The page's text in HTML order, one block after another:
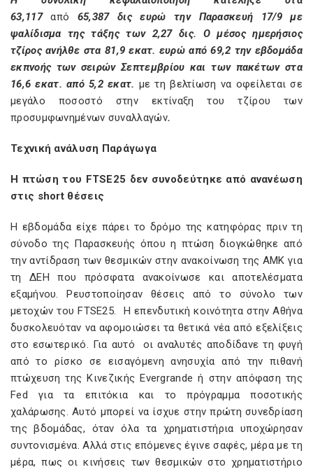
63,117από 65,387 δις ευρώ την Παρασκευή 17/9 με
ψαλίδισμα της τάξης των 2,27 δις. Ο μέσος ημερήσιος
τζίρος ανήλθε στα 81,9 εκατ. ευρώ από 69,2 την εβδομάδα
εκπνοής των σειρών Σεπτεμβρίου και των πακέτων στα
16,6 εκατ. από 5,2 εκατ. με τη βελτίωση να οφείλεται σε
μεγάλο ποσοστό στην εκτίναξη του τζίρου των
προσυμφωνημένων συναλλαγών.
Τεχνική ανάλυση Παράγωγα
Η πτώση του FTSE25 δεν συνοδεύτηκε από ανανέωση
στις short θέσεις
Η εβδομάδα είχε πάρει το δρόμο της κατηφόρας πριν τη
σύνοδο της Παρασκευής όπου η πτώση διογκώθηκε από
την αντίδραση των θεσμικών στην ανακοίνωση της ΑΜΚ για
τη ΔΕΗ που πρόσφατα ανακοίνωσε και αποτελέσματα
εξαμήνου. Ρευστοποίησαν θέσεις από το σύνολο των
μετοχών του FTSE25. Η επενδυτική κοινότητα στην Αθήνα
δυσκολευόταν να αφομοιώσει τα θετικά νέα από εξελίξεις
στο εσωτερικό. Για αυτό οι αναλυτές αποδίδανε τη φυγή
από το ρίσκο σε εισαγόμενη ανησυχία από την πιθανή
πτώχευση της Κινεζικής Evergrande ή στην απόφαση της
Fed για τα επιτόκια και το πρόγραμμα ποσοτικής
χαλάρωσης. Αυτό μπορεί να ίσχυε στην πρώτη συνεδρίαση
της βδομάδας, όταν όλα τα χρηματιστήρια υποχώρησαν
συντονισμένα. Αλλά στις επόμενες έγινε σαφές, μέρα με τη
μέρα, πως οι κινήσεις των θεσμικών στο χρηματιστήριο